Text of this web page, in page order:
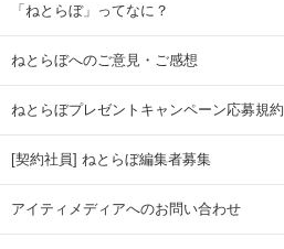
「ねとらぼ」ってなに？
ねとらぼへのご意見・ご感想
ねとらぼプレゼントキャンペーン応募規約
[契約社員] ねとらぼ編集者募集
アイティメディアへのお問い合わせ